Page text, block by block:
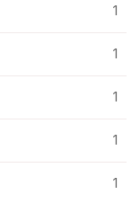
1
1
1
1
1